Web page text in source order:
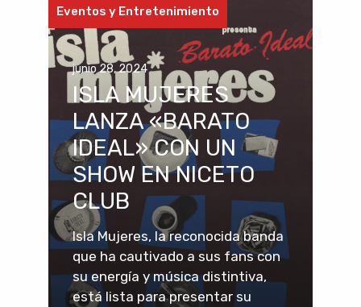
Eventos y Entretenimiento
junio 28, 2024
ISLA MUJERES
LANZA «BARATO
IDEAL» CON UN
SHOW EN NICETO
CLUB
Isla Mujeres, la reconocida banda
que ha cautivado a sus fans con
su energía y música distintiva,
está lista para presentar su